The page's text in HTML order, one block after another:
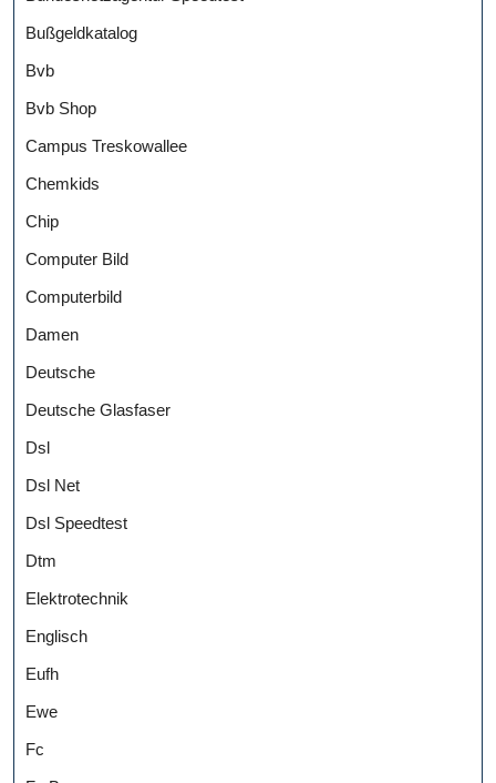
Bußgeldkatalog
Bvb
Bvb Shop
Campus Treskowallee
Chemkids
Chip
Computer Bild
Computerbild
Damen
Deutsche
Deutsche Glasfaser
Dsl
Dsl Net
Dsl Speedtest
Dtm
Elektrotechnik
Englisch
Eufh
Ewe
Fc